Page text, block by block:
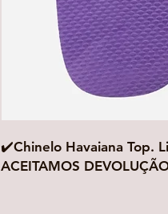
✔️Chinelo Havaiana Top.
ACEITAMOS